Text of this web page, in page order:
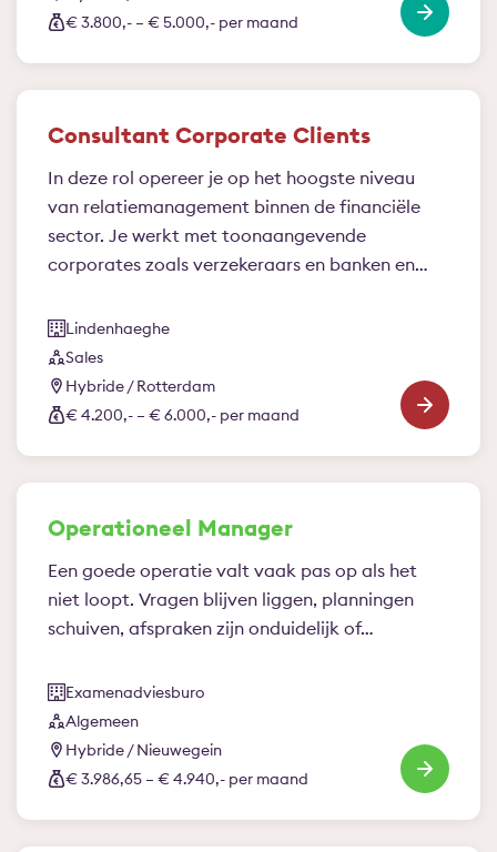
€ 3.800,- – € 5.000,- per maand
Consultant Corporate Clients
In deze rol opereer je op het hoogste niveau
van relatiemanagement binnen de financiële
sector. Je werkt met toonaangevende
corporates zoals verzekeraars en banken en
sparringpartner. Je kijkt verder dan de vraag
van vandaag, signaleert ontwikkelingen en
vertaalt deze naar kansen en richting voor de
toekomst.
Lindenhaeghe
Sales
Hybride / Rotterdam
€ 4.200,- – € 6.000,- per maand
Operationeel Manager
Een goede operatie valt vaak pas op als het
niet loopt. Vragen blijven liggen, planningen
schuiven, afspraken zijn onduidelijk of…
Examenadviesburo
Algemeen
Hybride / Nieuwegein
€ 3.986,65 – € 4.940,- per maand